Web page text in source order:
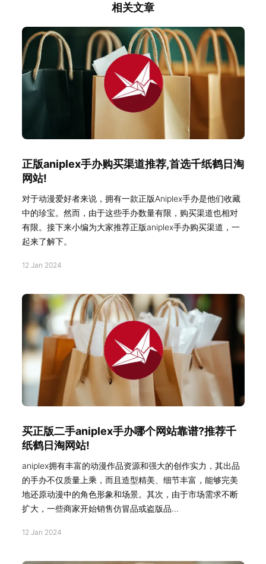
相关文章
正版aniplex手办购买渠道推荐,首选千纸鹤日淘
网站!
对于动漫爱好者来说，拥有一款正版Aniplex手办是他们收藏
中的珍宝。然而，由于这些手办数量有限，购买渠道也相对
有限。接下来小编为大家推荐正版aniplex手办购买渠道，一
起来了解下。
12 Jan 2024
买正版二手aniplex手办哪个网站靠谱?推荐千
纸鹤日淘网站!
aniplex拥有丰富的动漫作品资源和强大的创作实力，其出品
的手办不仅质量上乘，而且造型精美、细节丰富，能够完美
地还原动漫中的角色形象和场景。其次，由于市场需求不断
扩大，一些商家开始销售仿冒品或盗版品...
12 Jan 2024